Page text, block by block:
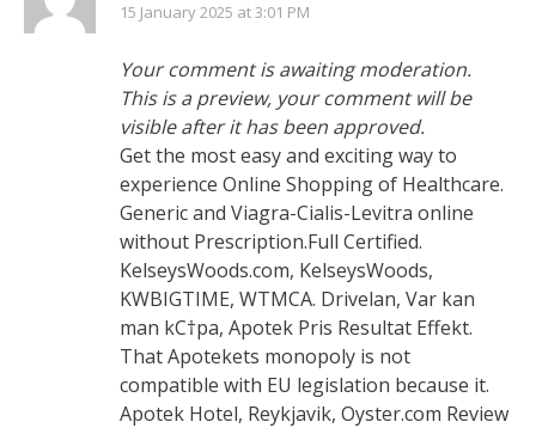
15 January 2025 at 3:01 PM
Your comment is awaiting moderation.
This is a preview, your comment will be
visible after it has been approved.
Get the most easy and exciting way to
experience Online Shopping of Healthcare.
Generic and Viagra-Cialis-Levitra online
without Prescription.Full Certified.
KelseysWoods.com, KelseysWoods,
KWBIGTIME, WTMCA. Drivelan, Var kan
man kС†pa, Apotek Pris Resultat Effekt.
That Apotekets monopoly is not
compatible with EU legislation because it.
Apotek Hotel, Reykjavik, Oyster.com Review